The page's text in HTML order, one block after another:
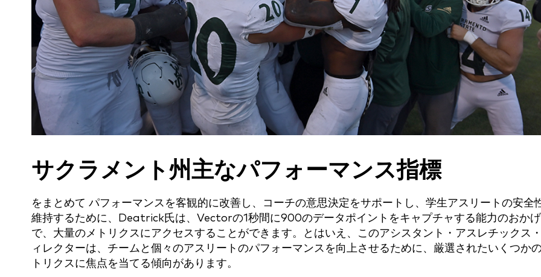
サクラメント州主なパフォーマンス指標
をまとめて パフォーマンスを客観的に改善し、コーチの意思決定をサポートし、学生アスリートの安全
維持するために、Deatrick氏は、Vectorの1秒間に900のデータポイントをキャプチャする能力のおかげ
で、大量のメトリクスにアクセスすることができます。とはいえ、このアシスタント・アスレチックス
ィレクターは、チームと個々のアスリートのパフォーマンスを向上させるために、厳選されたいくつか
トリクスに焦点を当てる傾向があります。